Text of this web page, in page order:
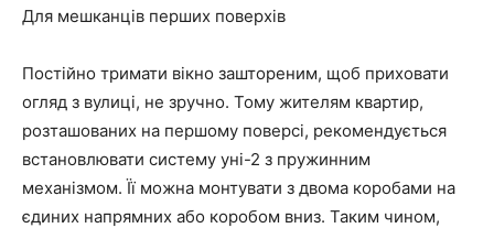
Для мешканців перших поверхів
Постійно тримати вікно заштореним, щоб приховати
огляд з вулиці, не зручно. Тому жителям квартир,
розташованих на першому поверсі, рекомендується
встановлювати систему уні-2 з пружинним
механізмом. Її можна монтувати з двома коробами на
єдиних напрямних або коробом вниз. Таким чином,